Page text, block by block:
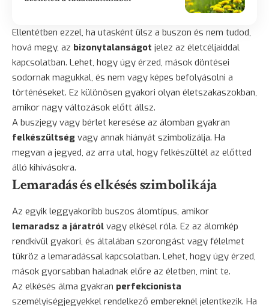
Ellentétben ezzel, ha utasként ülsz a buszon és nem tudod,
hová megy, az bizonytalanságot jelez az életcéljaiddal
kapcsolatban. Lehet, hogy úgy érzed, mások döntései
sodornak magukkal, és nem vagy képes befolyásolni a
történéseket. Ez különösen gyakori olyan életszakaszokban,
amikor nagy változások előtt állsz.
A buszjegy vagy bérlet keresése az álomban gyakran
felkészültség vagy annak hiányát szimbolizálja. Ha
megvan a jegyed, az arra utal, hogy felkészültél az előtted
álló kihívásokra.
Lemaradás és elkésés szimbolikája
Az egyik leggyakoribb buszos álomtípus, amikor
lemaradsz a járatról vagy elkésel róla. Ez az álomkép
rendkívül gyakori, és általában szorongást vagy félelmet
tükröz a lemaradással kapcsolatban. Lehet, hogy úgy érzed,
mások gyorsabban haladnak előre az életben, mint te.
Az elkésés álma gyakran perfekcionista
személyiségjegyekkel rendelkező embereknél jelentkezik. Ha